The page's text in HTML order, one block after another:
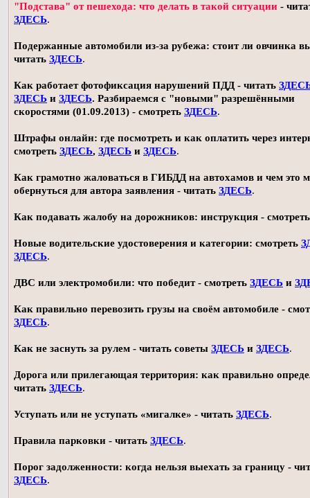
"Подстава" от пешехода: что делать в такой ситуации -
ЗДЕСЬ.
Подержанные автомобили из-за рубежа: стоит ли овчинка
читать ЗДЕСЬ.
Как работает фотофиксация нарушений ПДД - читать
ЗДЕСЬ и ЗДЕСЬ. Разбираемся с "новыми" разрешёнными
скоростями (01.09.2013) - смотреть ЗДЕСЬ.
Штрафы онлайн: где посмотреть и как оплатить через
смотреть ЗДЕСЬ, ЗДЕСЬ и ЗДЕСЬ.
Как грамотно жаловаться в ГИБДД на автохамов и чем это
обернуться для автора заявления - читать ЗДЕСЬ.
Как подавать жалобу на дорожников: инструкция -
Новые водительские удостоверения и категории: смотреть
ЗДЕСЬ.
ДВС или электромобили: что победит - смотреть ЗДЕСЬ и
Как правильно перевозить грузы на своём автомобиле -
ЗДЕСЬ.
Как не заснуть за рулем - читать советы ЗДЕСЬ и ЗДЕСЬ.
Дорога или прилегающая территория: как правильно
читать ЗДЕСЬ.
Уступать или не уступать «мигалке» - читать ЗДЕСЬ.
Правила парковки - читать ЗДЕСЬ.
Порог задолженности: когда нельзя выехать за границу -
ЗДЕСЬ.